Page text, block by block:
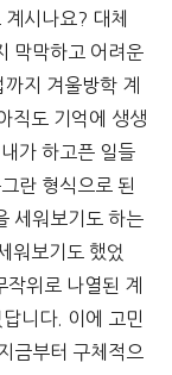
시나요? 대체
막막하고 어려운
지 겨울방학 계
직도 기억에 생생
가 하고픈 일들
란 형식으로 된
세워보기도 하는
워보기도 했었
위로 나열된 계
니다. 이에 고민
금부터 구체적으